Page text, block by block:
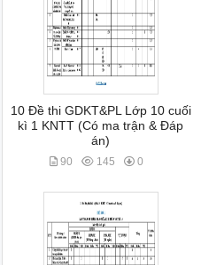
10 Đề thi GDKT&PL Lớp 10 cuối
kì 1 KNTT (Có ma trận & Đáp
án)
90 145 0